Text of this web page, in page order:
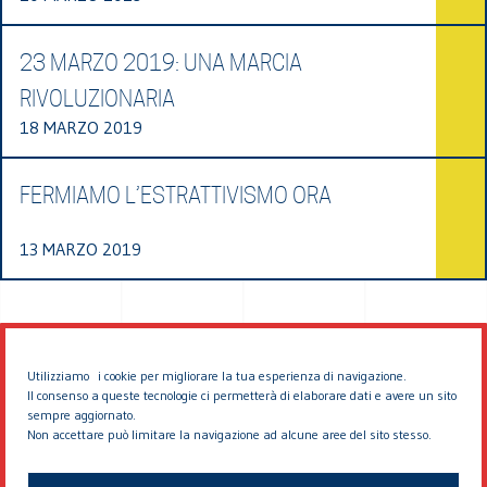
Utilizziamo i cookie per migliorare la tua esperienza di navigazione.
Il consenso a queste tecnologie ci permetterà di elaborare dati e avere un sito
sempre aggiornato.
Non accettare può limitare la navigazione ad alcune aree del sito stesso.
23 MARZO 2019: UNA MARCIA
RIVOLUZIONARIA
18 MARZO 2019
FERMIAMO L’ESTRATTIVISMO ORA
13 MARZO 2019
© 2026 EDDYBURG